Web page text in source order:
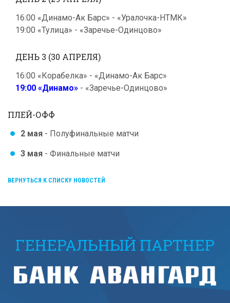
16:00 «Динамо-Ак Барс» - «Уралочка-НТМК»
19:00 «Тулица» - «Заречье-Одинцово»
ДЕНЬ 3 (30 АПРЕЛЯ)
16:00 «Корабелка» - «Динамо-Ак Барс»
19:00 «Динамо» - «Заречье-Одинцово»
ПЛЕЙ-ОФФ
2 мая - Полуфинальные матчи
3 мая - Финальные матчи
ВЕРНУТЬСЯ К СПИСКУ НОВОСТЕЙ
ГЕНЕРАЛЬНЫЙ ПАРТНЕР